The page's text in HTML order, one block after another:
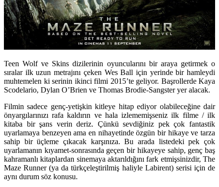
Teen Wolf ve Skins dizilerinin oyuncularını bir araya getirmek o
sıralar ilk uzun metrajını çeken Wes Ball için yerinde bir hamleydi
muhtemelen ki serinin ikinci filmi 2015’te geliyor. Başrollerde Kaya
Scodelario, Dylan O’Brien ve Thomas Brodie-Sangster yer alacak.
Filmin sadece genç-yetişkin kitleye hitap ediyor olabileceğine dair
önyargılarınızı rafa kaldırın ve hala izlememişseniz ilk filme / ilk
kitaba bir şans verin deriz. Çünkü sevdiğiniz pek çok fantastik
uyarlamaya benzeyen ama en nihayetinde özgün bir hikaye ve tarza
sahip bir üçleme çıkacak karşınıza. Bu arada listedeki pek çok
uyarlamanın kıyamet-sonrasında geçen bir hikayeye sahip, genç baş
kahramanlı kitaplardan sinemaya aktarıldığını fark etmişsinizdir, The
Maze Runner (ya da türkçeleştirilmiş haliyle Labirent) serisi için de
aynı durum söz konusu.